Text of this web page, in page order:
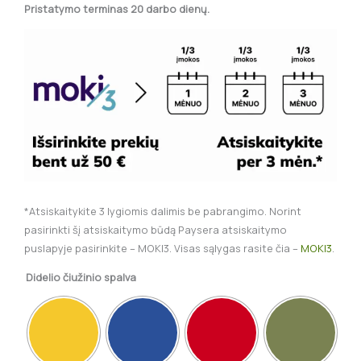
Pristatymo terminas 20 darbo dienų.
*Atsiskaitykite 3 lygiomis dalimis be pabrangimo. Norint
pasirinkti šį atsiskaitymo būdą Paysera atsiskaitymo
puslapyje pasirinkite – MOKI3. Visas sąlygas rasite čia – MOKI3
Didelio čiužinio spalva